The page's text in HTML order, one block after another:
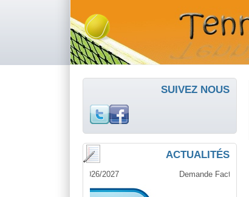
SUIVEZ NOUS
ACTUALITÉS
Demande Facture